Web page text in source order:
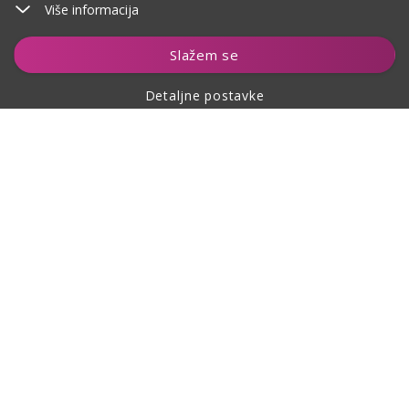
Više informacija
Slažem se
Detaljne postavke
Dodaj u košaricu